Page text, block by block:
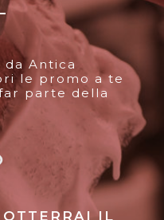
Antica
le promo a te
parte della
IL